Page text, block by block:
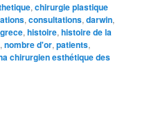
,chirurgie plastique
,consultations,darwin,
grece,histoire,histoire de la
,nombre d'or,patients,
chirurgien esthétique des